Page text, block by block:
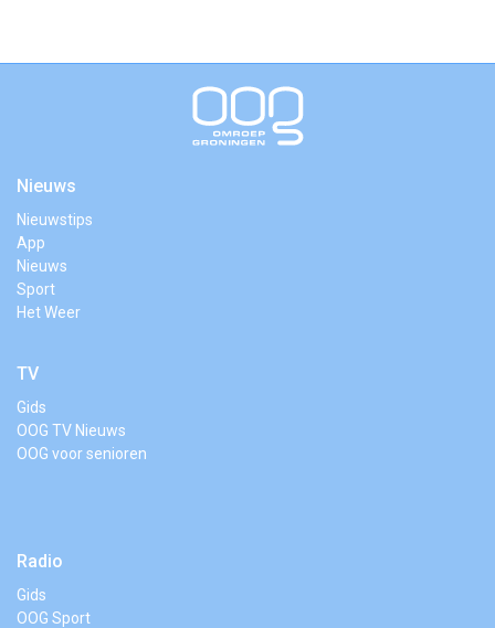
Nieuws
Nieuwstips
App
Nieuws
Sport
Het Weer
TV
Gids
OOG TV Nieuws
OOG voor senioren
Radio
Gids
OOG Sport